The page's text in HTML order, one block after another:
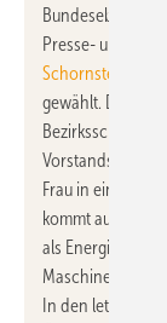
Bundesebene.
Presse- und
gewählt. Die 37-
Frau in einer
kommt aus
als
In den letzten